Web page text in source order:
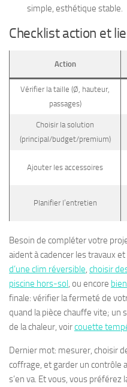
simple, esthétique stable.
Checklist action et
Action
Vérifier la taille (Ø, hauteur,
passages)
Choisir la solution
(principal/budget/premium)
Ajouter les accessoires
Planifier l’entretien
Besoin de compléter votre
aident à cadencer les travaux et
d’une clim réversible, choisir
piscine hors-sol, ou encore
finale: vérifier la fermeté de
quand la pièce chauffe vite; un
de la chaleur, voircouette
Dernier mot: mesurer, choisir
coffrage, et garder un contrôle
s’en va. Et vous, vous préférez